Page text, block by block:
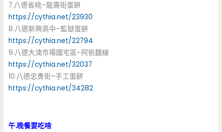
7.八德省桃–龍壽街蛋餅
https://cythia.net/23930
8.八德新興高中–監獄蛋餅
https://cythia.net/22794
9.八德大湳市場國宅區–阿帆麵線
https://cythia.net/32037
10.八德忠勇街–手工蛋餅
https://cythia.net/34282
午.晚餐要吃啥